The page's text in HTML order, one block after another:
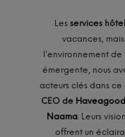
Les services
vacances,
l'environnement
émergente, nous
acteurs clés dans
CEO de
Naama. Leurs
offrent un